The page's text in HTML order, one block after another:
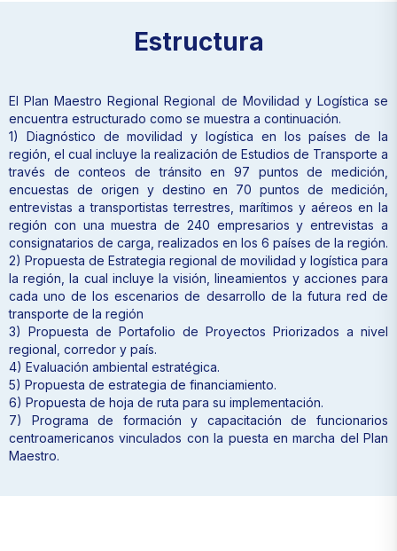
Estructura
El Plan Maestro Regional Regional de Movilidad y Logística se
encuentra estructurado como se muestra a continuación.
1) Diagnóstico de movilidad y logística en los países de la
región, el cual incluye la realización de Estudios de Transporte a
través de conteos de tránsito en 97 puntos de medición,
encuestas de origen y destino en 70 puntos de medición,
entrevistas a transportistas terrestres, marítimos y aéreos en la
región con una muestra de 240 empresarios y entrevistas a
consignatarios de carga, realizados en los 6 países de la región.
2) Propuesta de Estrategia regional de movilidad y logística para
la región, la cual incluye la visión, lineamientos y acciones para
cada uno de los escenarios de desarrollo de la futura red de
transporte de la región
3) Propuesta de Portafolio de Proyectos Priorizados a nivel
regional, corredor y país.
4) Evaluación ambiental estratégica.
5) Propuesta de estrategia de financiamiento.
6) Propuesta de hoja de ruta para su implementación.
7) Programa de formación y capacitación de funcionarios
centroamericanos vinculados con la puesta en marcha del Plan
Maestro.